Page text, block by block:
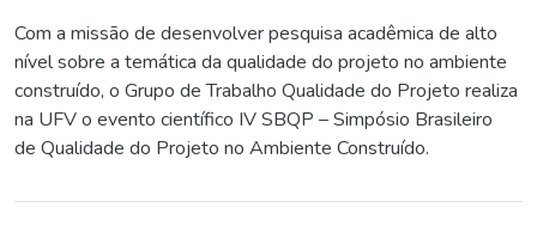
Com a missão de desenvolver pesquisa acadêmica de alto
nível sobre a temática da qualidade do projeto no ambiente
construído, o Grupo de Trabalho Qualidade do Projeto realiza
na UFV o evento científico IV SBQP – Simpósio Brasileiro
de Qualidade do Projeto no Ambiente Construído.